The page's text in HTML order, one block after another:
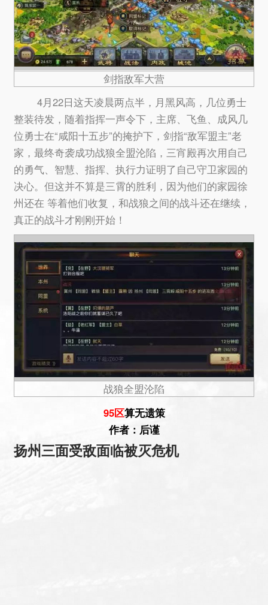
剑指敌军大营
4月22日这天凌晨两点半，月黑风高，几位勇士
整装待发，随着指挥一声令下，主席、飞鱼、成风几
位勇士在“咸阳十五步”的掩护下，剑指“敌军盟主”老
家，最终奇袭成功战狼全盟沦陷，三宵殿再次用自己
的勇气、智慧、指挥、执行力证明了自己守卫家园的
决心。但这并不算是三霄的胜利，因为他们的家园徐
州还在 等着他们收复，和战狼之间的战斗还在继续，
真正的战斗才刚刚开始！
战狼全盟沦陷
95区算无遗策
作者：后谨
扬州三面受敌面临被灭危机